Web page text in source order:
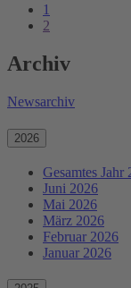
1
2
Archiv
Newsarchiv
2026
Gesamtes Jahr
Juni 2026
Mai 2026
März 2026
Februar 2026
Januar 2026